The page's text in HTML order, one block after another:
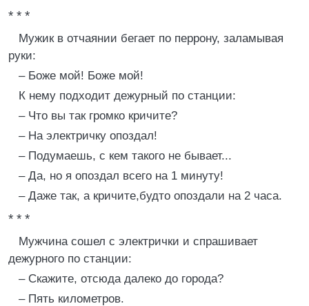
* * *
Мужик в отчаянии бегает по перрону, заламывая
руки:
– Боже мой! Боже мой!
К нему подходит дежурный по станции:
– Что вы так громко кричите?
– На электричку опоздал!
– Подумаешь, с кем такого не бывает...
– Да, но я опоздал всего на 1 минуту!
– Даже так, а кричите,будто опоздали на 2 часа.
* * *
Мужчина сошел с электрички и спрашивает
дежурного по станции:
– Скажите, отсюда далеко до города?
– Пять километров.